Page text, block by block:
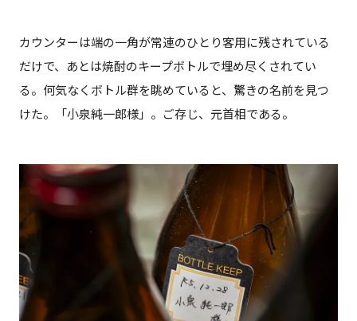
カウンターは端の一角が常連のひとり客用に残されている
だけで、あとは焼酎のキープボトルで埋め尽くされてい
る。何気なくボトル群を眺めていると、驚きの名前を見つ
けた。「小泉純一郎様」。ご存じ、元首相である。